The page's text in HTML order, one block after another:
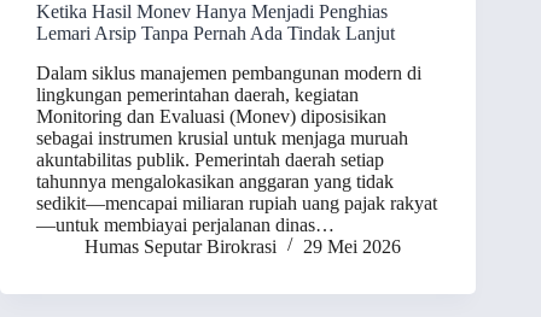
Ketika Hasil Monev Hanya Menjadi Penghias
Lemari Arsip Tanpa Pernah Ada Tindak Lanjut
Dalam siklus manajemen pembangunan modern di
lingkungan pemerintahan daerah, kegiatan
Monitoring dan Evaluasi (Monev) diposisikan
sebagai instrumen krusial untuk menjaga muruah
akuntabilitas publik. Pemerintah daerah setiap
tahunnya mengalokasikan anggaran yang tidak
sedikit—mencapai miliaran rupiah uang pajak rakyat
—untuk membiayai perjalanan dinas…
Humas Seputar Birokrasi
29 Mei 2026